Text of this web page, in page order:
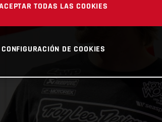
TODAS LAS COOKIES
CONFIGURACIÓN DE COOKIES